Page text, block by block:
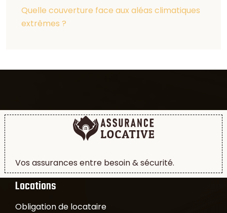
Quelle couverture face aux aléas climatiques
extrêmes ?
Vos assurances entre besoin & sécurité.
Locations
Obligation de locataire